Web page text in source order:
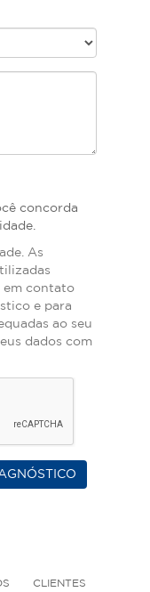
concorda
As
em contato
e para
ao seu
dados com
CLIENTES